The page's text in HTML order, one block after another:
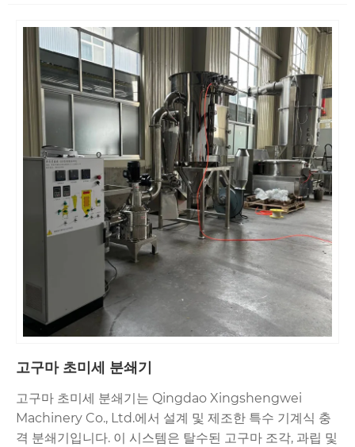
고구마 초미세 분쇄기
고구마 초미세 분쇄기는 Qingdao Xingshengwei
Machinery Co., Ltd.에서 설계 및 제조한 특수 기계식 충
격 분쇄기입니다. 이 시스템은 탈수된 고구마 조각, 과립 및